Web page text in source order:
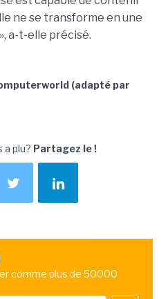
ne se transforme en une
a-t-elle précisé.
(adapté par
a plu? Partagez le !
comme plus de 50000